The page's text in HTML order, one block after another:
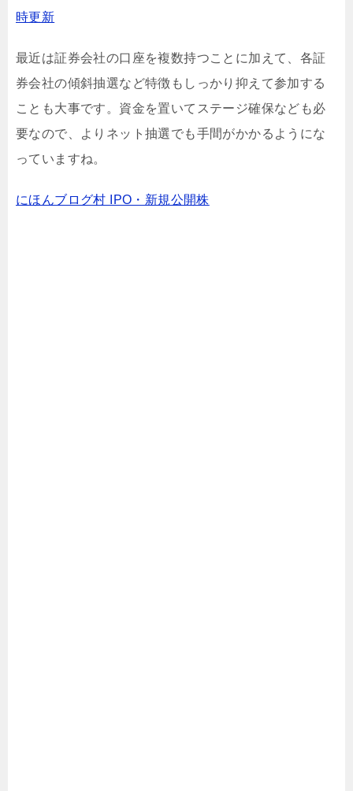
時更新
最近は証券会社の口座を複数持つことに加えて、各証
券会社の傾斜抽選など特徴もしっかり抑えて参加する
ことも大事です。資金を置いてステージ確保なども必
要なので、よりネット抽選でも手間がかかるようにな
っていますね。
にほんブログ村 IPO・新規公開株